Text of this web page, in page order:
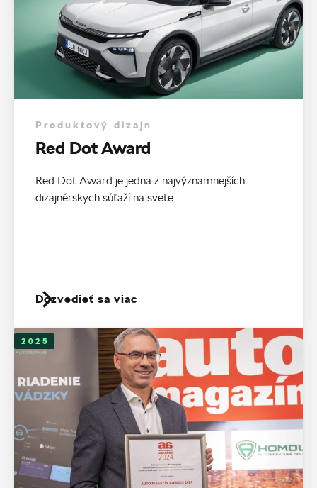
Produktový dizajn
Red Dot Award
Red Dot Award je jedna z najvýznamnejších
dizajnérskych súťaží na svete.
Dozvedieť sa viac
2025